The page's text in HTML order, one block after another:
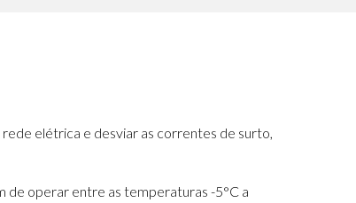
elétrica e desviar as correntes de surto,
de operar entre as temperaturas -5°C a